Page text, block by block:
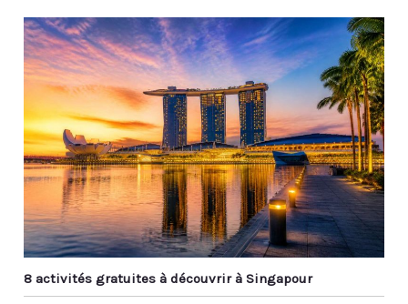
8 activités gratuites à découvrir à Singapour